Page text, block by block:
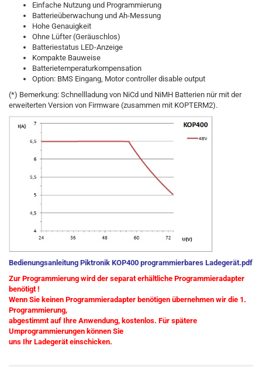
Einfache Nutzung und Programmierung
Batterieüberwachung und Ah-Messung
Hohe Genauigkeit
Ohne Lüfter (Geräuschlos)
Batteriestatus LED-Anzeige
Kompakte Bauweise
Batterietemperaturkompensation
Option: BMS Eingang, Motor controller disable output
(*) Bemerkung: Schnellladung von NiCd und NiMH Batterien nür mit der
erweiterten Version von Firmware (zusammen mit KOPTERM2).
Bedienungsanleitung Piktronik KOP400 programmierbares Ladegerät.pdf
Zur Programmierung wird der separat erhältliche Programmieradapter
benötigt !
Wenn Sie keinen Programmieradapter benötigen übernehmen wir die 1.
Programmierung,
abgestimmt auf Ihre Anwendung, kostenlos. Für spätere
Umprogrammierungen können Sie
uns Ihr Ladegerät einschicken.